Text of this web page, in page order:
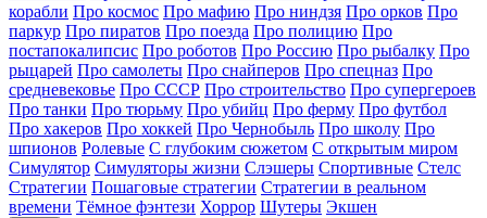
корабли Про космос Про мафию Про ниндзя Про орков Про
паркур Про пиратов Про поезда Про полицию Про
постапокалипсис Про роботов Про Россию Про рыбалку Про
рыцарей Про самолеты Про снайперов Про спецназ Про
средневековье Про СССР Про строительство Про супергероев
Про танки Про тюрьму Про убийц Про ферму Про футбол
Про хакеров Про хоккей Про Чернобыль Про школу Про
шпионов Ролевые С глубоким сюжетом С открытым миром
Симулятор Симуляторы жизни Слэшеры Спортивные Стелс
Стратегии Пошаговые стратегии Стратегии в реальном
времени Тёмное фэнтези Хоррор Шутеры Экшен